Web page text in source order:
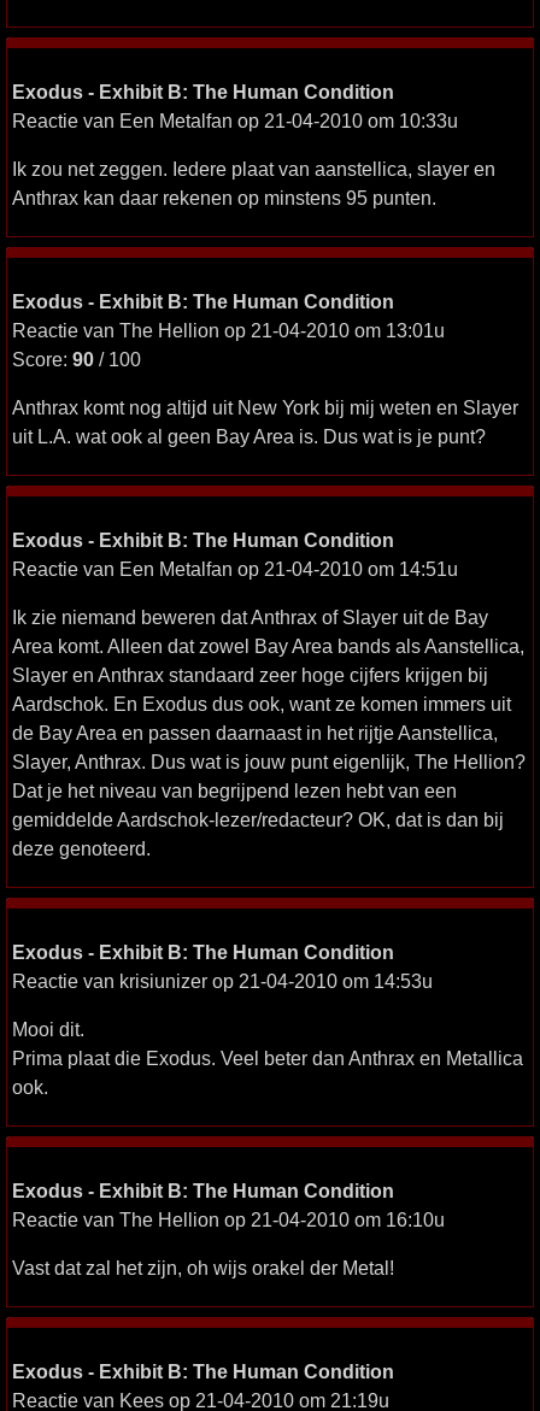
Exodus - Exhibit B: The Human Condition
Reactie van Een Metalfan op 21-04-2010 om 10:33u
Ik zou net zeggen. Iedere plaat van aanstellica, slayer en
Anthrax kan daar rekenen op minstens 95 punten.
Exodus - Exhibit B: The Human Condition
Reactie van The Hellion op 21-04-2010 om 13:01u
Score: 90 / 100
Anthrax komt nog altijd uit New York bij mij weten en Slayer
uit L.A. wat ook al geen Bay Area is. Dus wat is je punt?
Exodus - Exhibit B: The Human Condition
Reactie van Een Metalfan op 21-04-2010 om 14:51u
Ik zie niemand beweren dat Anthrax of Slayer uit de Bay
Area komt. Alleen dat zowel Bay Area bands als Aanstellica,
Slayer en Anthrax standaard zeer hoge cijfers krijgen bij
Aardschok. En Exodus dus ook, want ze komen immers uit
de Bay Area en passen daarnaast in het rijtje Aanstellica,
Slayer, Anthrax. Dus wat is jouw punt eigenlijk, The Hellion?
Dat je het niveau van begrijpend lezen hebt van een
gemiddelde Aardschok-lezer/redacteur? OK, dat is dan bij
deze genoteerd.
Exodus - Exhibit B: The Human Condition
Reactie van krisiunizer op 21-04-2010 om 14:53u
Mooi dit.
Prima plaat die Exodus. Veel beter dan Anthrax en Metallica
ook.
Exodus - Exhibit B: The Human Condition
Reactie van The Hellion op 21-04-2010 om 16:10u
Vast dat zal het zijn, oh wijs orakel der Metal!
Exodus - Exhibit B: The Human Condition
Reactie van Kees op 21-04-2010 om 21:19u